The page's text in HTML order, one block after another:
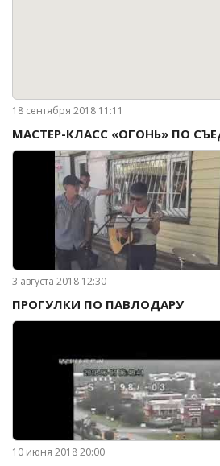
18 сентября 2018 11:11
МАСТЕР-КЛАСС «ОГОНЬ» ПО
3 августа 2018 12:30
ПРОГУЛКИ ПО ПАВЛОДАРУ
10 июня 2018 20:00